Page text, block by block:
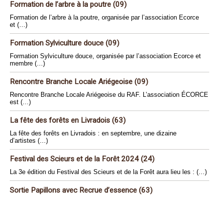
Formation de l’arbre à la poutre (09)
Formation de l’arbre à la poutre, organisée par l’association Ecorce
et (…)
Formation Sylviculture douce (09)
Formation Sylviculture douce, organisée par l’association Ecorce et
membre (…)
Rencontre Branche Locale Ariégeoise (09)
Rencontre Branche Locale Ariégeoise du RAF. L’association ÉCORCE
est (…)
La fête des forêts en Livradois (63)
La fête des forêts en Livradois : en septembre, une dizaine
d’artistes (…)
Festival des Scieurs et de la Forêt 2024 (24)
La 3e édition du Festival des Scieurs et de la Forêt aura lieu les : (…)
Sortie Papillons avec Recrue d’essence (63)